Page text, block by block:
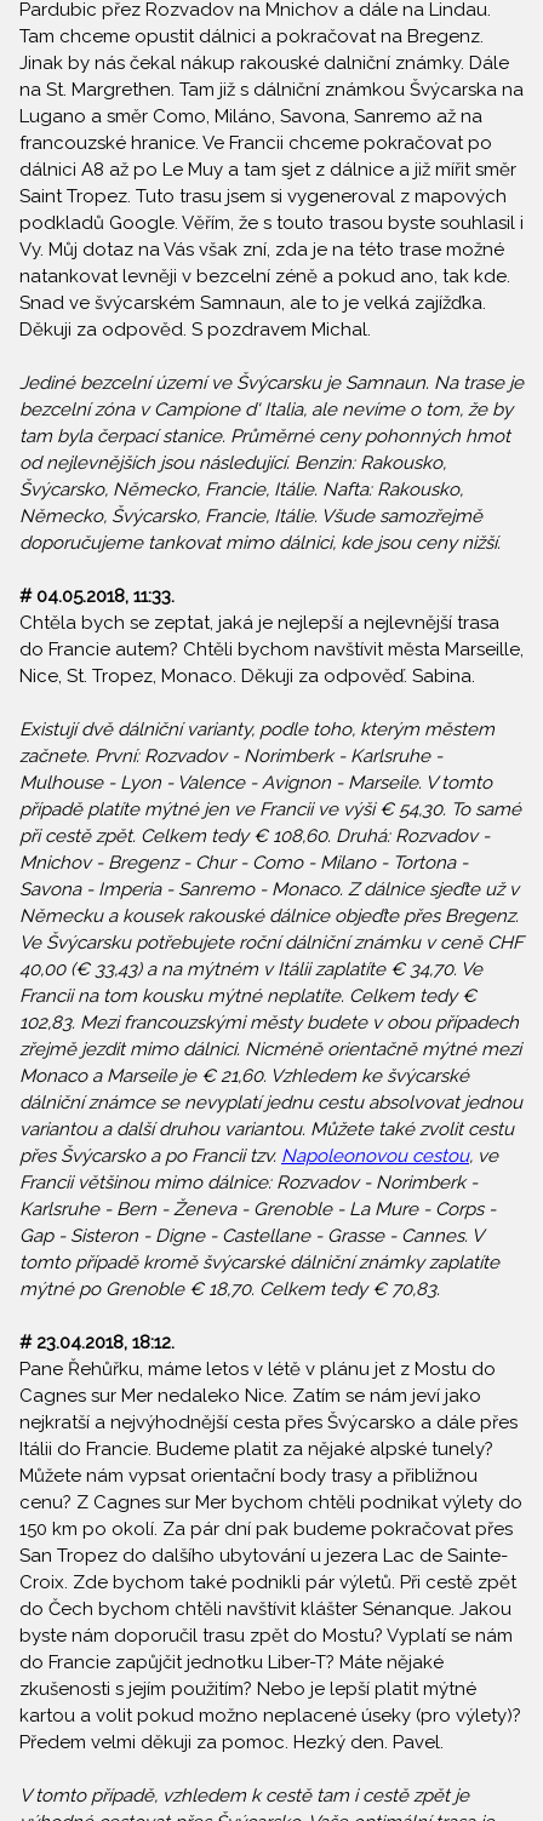
Pardubic přez Rozvadov na Mnichov a dále na Lindau.
Tam chceme opustit dálnici a pokračovat na Bregenz.
Jinak by nás čekal nákup rakouské dalniční známky. Dále
na St. Margrethen. Tam již s dálniční známkou Švýcarska na
Lugano a směr Como, Miláno, Savona, Sanremo až na
francouzské hranice. Ve Francii chceme pokračovat po
dálnici A8 až po Le Muy a tam sjet z dálnice a již mířit směr
Saint Tropez. Tuto trasu jsem si vygeneroval z mapových
podkladů Google. Věřím, že s touto trasou byste souhlasil i
Vy. Můj dotaz na Vás však zní, zda je na této trase možné
natankovat levněji v bezcelní zéně a pokud ano, tak kde.
Snad ve švýcarském Samnaun, ale to je velká zajížďka.
Děkuji za odpověd. S pozdravem Michal.
Jediné bezcelní území ve Švýcarsku je Samnaun. Na trase je
bezcelní zóna v Campione d' Italia, ale nevíme o tom, že by
tam byla čerpací stanice. Průměrné ceny pohonných hmot
od nejlevnějších jsou následující. Benzin: Rakousko,
Švýcarsko, Německo, Francie, Itálie. Nafta: Rakousko,
Německo, Švýcarsko, Francie, Itálie. Všude samozřejmě
doporučujeme tankovat mimo dálnici, kde jsou ceny nižší.
# 04.05.2018, 11:33.
Chtěla bych se zeptat, jaká je nejlepší a nejlevnější trasa
do Francie autem? Chtěli bychom navštívit města Marseille,
Nice, St. Tropez, Monaco. Děkuji za odpověď. Sabina.
Existují dvě dálniční varianty, podle toho, kterým městem
začnete. První: Rozvadov - Norimberk - Karlsruhe -
Mulhouse - Lyon - Valence - Avignon - Marseile. V tomto
případě platíte mýtné jen ve Francii ve výši € 54,30. To samé
při cestě zpět. Celkem tedy € 108,60. Druhá: Rozvadov -
Mnichov - Bregenz - Chur - Como - Milano - Tortona -
Savona - Imperia - Sanremo - Monaco. Z dálnice sjeďte už v
Německu a kousek rakouské dálnice objeďte přes Bregenz.
Ve Švýcarsku potřebujete roční dálniční známku v ceně CHF
40,00 (€ 33,43) a na mýtném v Itálii zaplatíte € 34,70. Ve
Francii na tom kousku mýtné neplatíte. Celkem tedy €
102,83. Mezi francouzskými městy budete v obou případech
zřejmě jezdit mimo dálnici. Nicméně orientačně mýtné mezi
Monaco a Marseile je € 21,60. Vzhledem ke švýcarské
dálniční známce se nevyplatí jednu cestu absolvovat jednou
variantou a další druhou variantou. Můžete také zvolit cestu
přes Švýcarsko a po Francii tzv. Napoleonovou cestou, ve
Francii většinou mimo dálnice: Rozvadov - Norimberk -
Karlsruhe - Bern - Ženeva - Grenoble - La Mure - Corps -
Gap - Sisteron - Digne - Castellane - Grasse - Cannes. V
tomto případě kromě švýcarské dálniční známky zaplatíte
mýtné po Grenoble € 18,70. Celkem tedy € 70,83.
# 23.04.2018, 18:12.
Pane Řehůřku, máme letos v létě v plánu jet z Mostu do
Cagnes sur Mer nedaleko Nice. Zatím se nám jeví jako
nejkratší a nejvýhodnější cesta přes Švýcarsko a dále přes
Itálii do Francie. Budeme platit za nějaké alpské tunely?
Můžete nám vypsat orientační body trasy a přibližnou
cenu? Z Cagnes sur Mer bychom chtěli podnikat výlety do
150 km po okolí. Za pár dní pak budeme pokračovat přes
San Tropez do dalšího ubytování u jezera Lac de Sainte-
Croix. Zde bychom také podnikli pár výletů. Při cestě zpět
do Čech bychom chtěli navštívit klášter Sénanque. Jakou
byste nám doporučil trasu zpět do Mostu? Vyplatí se nám
do Francie zapůjčit jednotku Liber-T? Máte nějaké
zkušenosti s jejím použitím? Nebo je lepší platit mýtné
kartou a volit pokud možno neplacené úseky (pro výlety)?
Předem velmi děkuji za pomoc. Hezký den. Pavel.
V tomto případě, vzhledem k cestě tam i cestě zpět je